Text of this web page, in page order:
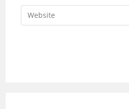
comment
email
address
Enter
your